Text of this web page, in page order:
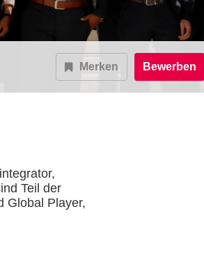
Merken Bewerben
Teil der
Global Player,